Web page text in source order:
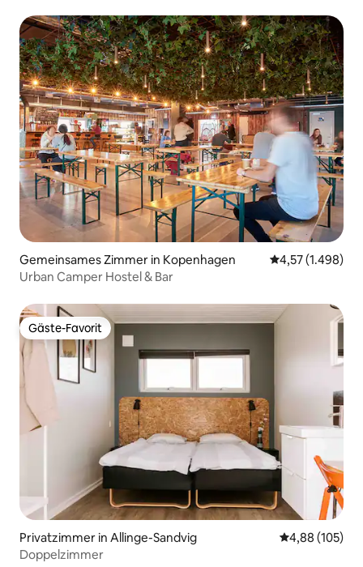
Gemeinsames Zimmer in Kopenhagen
4,57 (1.498)
Urban Camper Hostel & Bar
Gäste-Favorit
Gäste-Favorit
Privatzimmer in Allinge-Sandvig
4,88 (105)
Doppelzimmer